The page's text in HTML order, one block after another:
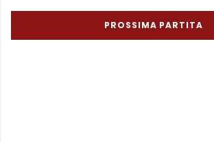
PROSSIMA PARTITA